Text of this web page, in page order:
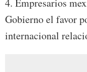
Gobierno el favor
internacional